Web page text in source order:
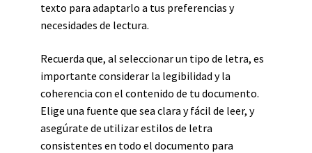
texto para adaptarlo a tus preferencias y
necesidades de lectura.
Recuerda que, al seleccionar un tipo de letra, es
importante considerar la legibilidad y la
coherencia con el contenido de tu documento.
Elige una fuente que sea clara y fácil de leer, y
asegúrate de utilizar estilos de letra
consistentes en todo el documento para